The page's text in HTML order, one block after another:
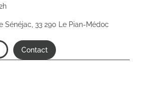
Sénéjac, 33 290 Le Pian-Médoc
Contact